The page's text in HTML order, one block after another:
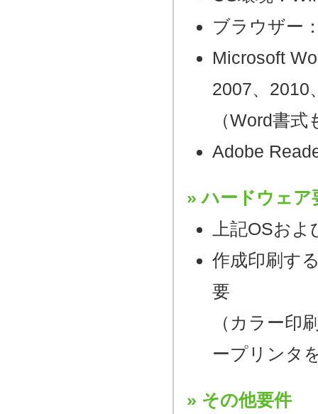
ブラウザー
Microsoft
2007、2010
（Word書
Adobe
ハードウェア
上記OSお
作成印刷す
要
（カラー印
ープリンタ
その他要件